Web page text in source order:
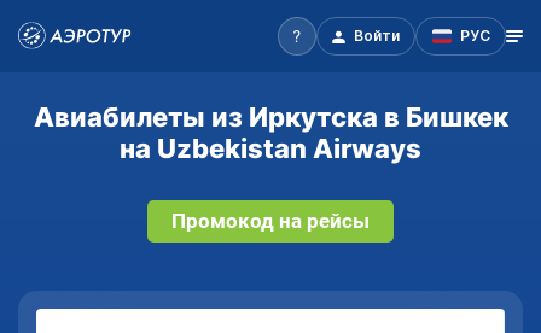
Войти РУС
Авиабилеты из Иркутска в Бишкек
на Uzbekistan Airways
Промокод на рейсы